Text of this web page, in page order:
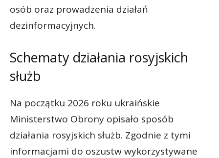
osób oraz prowadzenia działań
dezinformacyjnych.
Schematy działania rosyjskich
służb
Na początku 2026 roku ukraińskie
Ministerstwo Obrony opisało sposób
działania rosyjskich służb. Zgodnie z tymi
informacjami do oszustw wykorzystywane